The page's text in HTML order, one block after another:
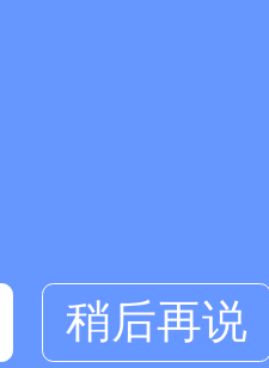
稍后再说